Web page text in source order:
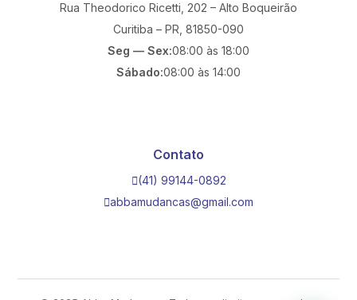
Rua Theodorico Ricetti, 202 – Alto Boqueirão
Curitiba – PR, 81850-090
Seg — Sex:08:00 às 18:00
Sábado:08:00 às 14:00
Contato
(41) 99144-0892
abbamudancas@gmail.com